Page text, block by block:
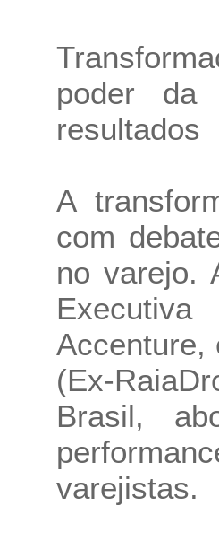
poder da
resultados
A
com
no varejo.
Accenture,
(Ex-
Brasil,
varejistas.